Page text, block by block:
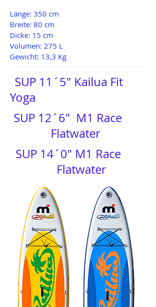
Länge: 350 cm
Breite: 80 cm
Dicke: 15 cm
Volumen: 275 L
Gewicht: 13,3 Kg
SUP 11´5" Kailua Fit
Yoga​
SUP 12´6" M1 Race
​Flatwater
SUP 14´0" M1 Race
Flatwater